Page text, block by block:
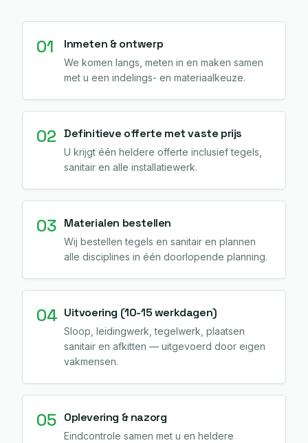
01 Inmeten & ontwerp
We komen langs, meten in en maken samen
met u een indelings- en materiaalkeuze.
02 Definitieve offerte met vaste prijs
U krijgt één heldere offerte inclusief tegels,
sanitair en alle installatiewerk.
03 Materialen bestellen
Wij bestellen tegels en sanitair en plannen
alle disciplines in één doorlopende planning.
04 Uitvoering (10-15 werkdagen)
Sloop, leidingwerk, tegelwerk, plaatsen
sanitair en afkitten — uitgevoerd door eigen
vakmensen.
05 Oplevering & nazorg
Eindcontrole samen met u en heldere